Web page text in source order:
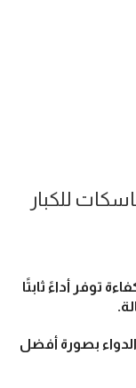
للكبار
توفر أداءً ثابتًا
بصورة أفضل